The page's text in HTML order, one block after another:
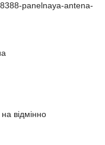
panelnaya-antena-
відмінно